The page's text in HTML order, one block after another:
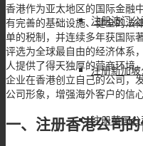
注册澳门
注册新加坡
注册英国
香港作为亚太地区的国际金融
有完善的基础设施、健全的法
单的税制，并连续多年获国际
评选为全球最自由的经济体系
人提供了得天独厚的营商环境
企业在香港创立自己的公司，
公司形象，增强海外客户的信心
一、注册香港公司